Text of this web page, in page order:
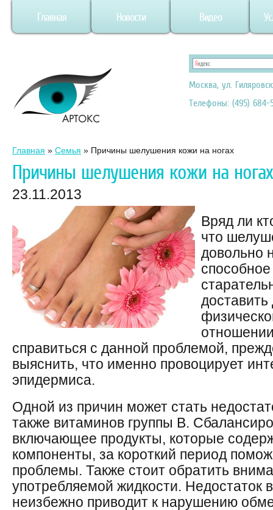
Главная Новости Видео
Москва, ул.
Телефоны: (495) 684-
Главная » Семья » Причины шелушения кожи на ногах
Причины шелушения кожи на ногах
23.11.2013
Вряд ли
что
довольно
справиться с данной проблемой,
выяснить, что именно провоцирует
эпидермиса.
Одной из причин может стать
также витаминов группы В.
включающее продукты, которые
компоненты, за короткий период
проблемы. Также стоит обратить
употребляемой жидкости. Недостаток
неизбежно приводит к нарушению